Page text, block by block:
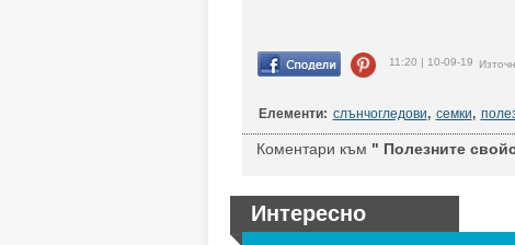
11:20 | 10-09-19
Елементи: слънчогледови, семки,
Коментари към " Полезните
Интересно